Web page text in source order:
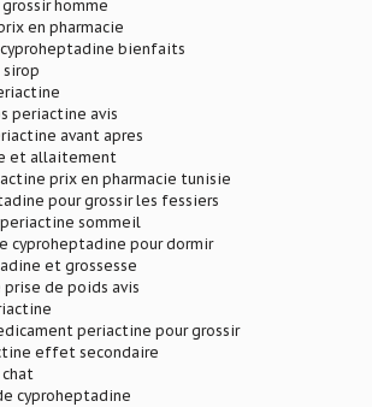
homme
en pharmacie
bienfaits
periactine avis
avant apres
et allaitement
prix en pharmacie tunisie
pour grossir les fessiers
sommeil
cyproheptadine pour dormir
et grossesse
de poids avis
periactine pour grossir
effet secondaire
cyproheptadine